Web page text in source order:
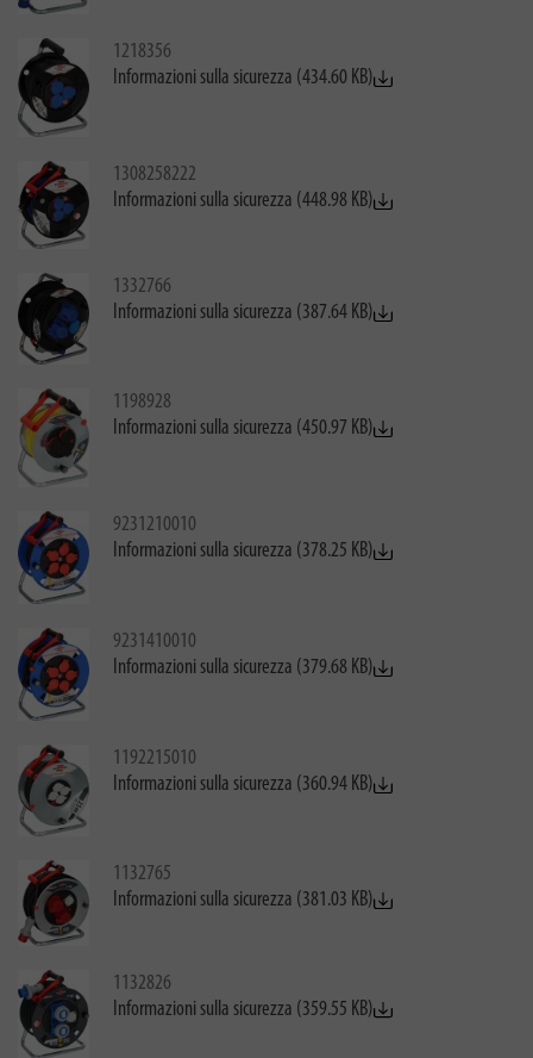
1218356
Informazioni sulla sicurezza (434.60 KB)
1308258222
Informazioni sulla sicurezza (448.98 KB)
1332766
Informazioni sulla sicurezza (387.64 KB)
1198928
Informazioni sulla sicurezza (450.97 KB)
9231210010
Informazioni sulla sicurezza (378.25 KB)
9231410010
Informazioni sulla sicurezza (379.68 KB)
1192215010
Informazioni sulla sicurezza (360.94 KB)
1132765
Informazioni sulla sicurezza (381.03 KB)
1132826
Informazioni sulla sicurezza (359.55 KB)